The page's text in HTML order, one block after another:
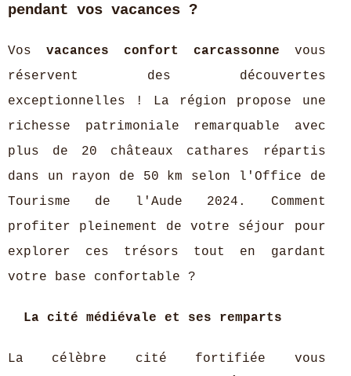
pendant vos vacances ?
Vos vacances confort carcassonne vous
réservent des découvertes
exceptionnelles ! La région propose une
richesse patrimoniale remarquable avec
plus de 20 châteaux cathares répartis
dans un rayon de 50 km selon l'Office de
Tourisme de l'Aude 2024. Comment
profiter pleinement de votre séjour pour
explorer ces trésors tout en gardant
votre base confortable ?
La cité médiévale et ses remparts
La célèbre cité fortifiée vous